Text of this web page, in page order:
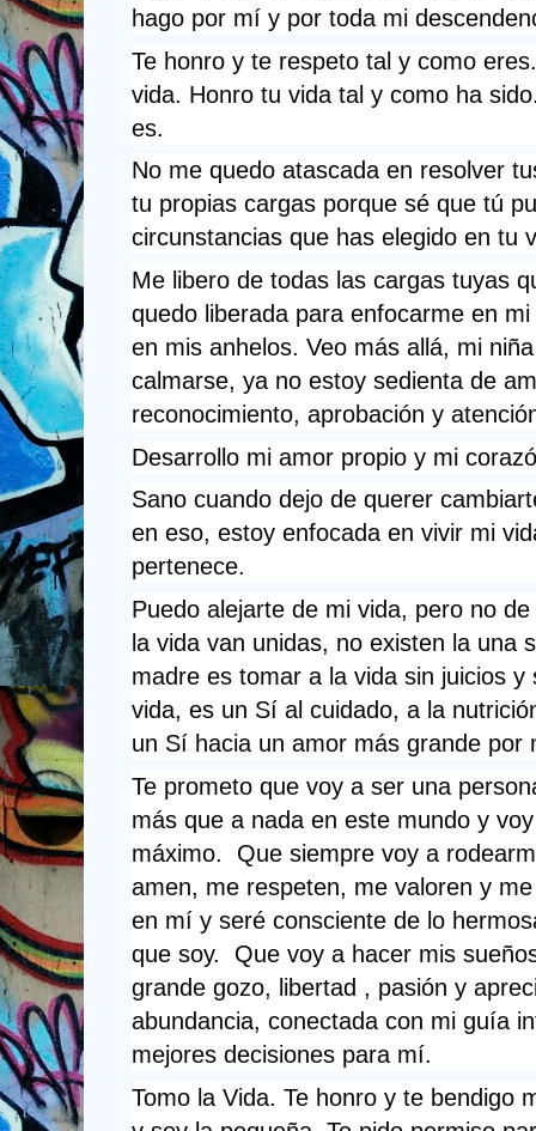
hago por mí y por toda mi
Te honro y te respeto tal y como
vida. Honro tu vida tal y como ha
es.
No me quedo atascada en resolver
tu propias cargas porque sé que tú
circunstancias que has elegido en tu
Me libero de todas las cargas tuyas
quedo liberada para enfocarme en
en mis anhelos. Veo más allá, mi
calmarse, ya no estoy sedienta de
reconocimiento, aprobación y
Desarrollo mi amor propio y mi
Sano cuando dejo de querer
en eso, estoy enfocada en vivir mi
pertenece.
Puedo alejarte de mi vida, pero no
la vida van unidas, no existen la una
madre es tomar a la vida sin juicios
vida, es un Sí al cuidado, a la
un Sí hacia un amor más grande por
Te prometo que voy a ser una
más que a nada en este mundo y
máximo.  Que siempre voy a
amen, me respeten, me valoren y
en mí y seré consciente de lo
que soy.  Que voy a hacer mis
grande gozo, libertad , pasión y
abundancia, conectada con mi guía
mejores decisiones para mí.
Tomo la Vida. Te honro y te bendigo